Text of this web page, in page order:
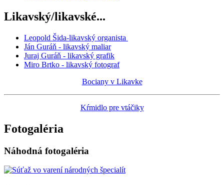
Likavský/likavské...
Leopold Šida-likavský organista
Ján Guráň - likavský maliar
Juraj Guráň - likavský grafik
Miro Brtko - likavský fotograf
Bociany v Likavke
Kŕmidlo pre vtáčiky
Fotogaléria
Náhodná fotogaléria